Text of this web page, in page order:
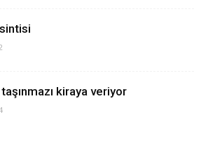
kiraya veriyor